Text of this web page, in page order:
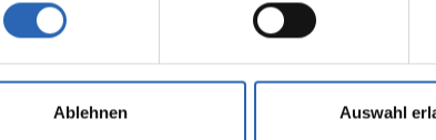
Ablehnen Auswahl
Elektrische Reichweite kombiniert:
CO2-Emissionen kombiniert: